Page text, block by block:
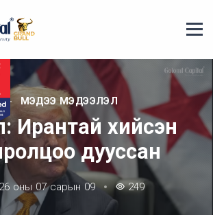
МЭДЭЭ МЭДЭЭЛЭЛ
Ирантай хийсэн
дууссан
оны 07 сарын 09 249